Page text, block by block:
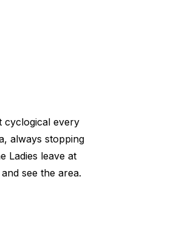
cyclogical every
always stopping
Ladies leave at
see the area.